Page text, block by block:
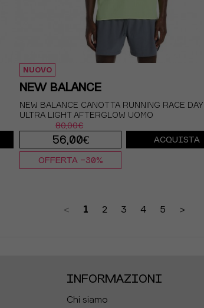
NUOVO
NEW BALANCE
NEW BALANCE CANOTTA RUNNING RACE DAY
ULTRA LIGHT AFTERGLOW UOMO
80,00€
56,00€ ACQUISTA
OFFERTA -30%
< 1 2 3 4 5 >
INFORMAZIONI
Chi siamo